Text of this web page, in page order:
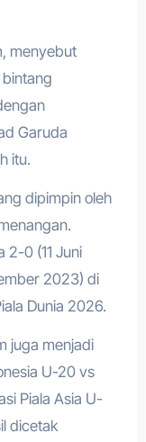
menyebut
Garuda
itu.
dipimpin oleh
2-0 (11 Juni
2023) di
Dunia 2026.
juga menjadi
U-20 vs
Piala Asia U-
dicetak